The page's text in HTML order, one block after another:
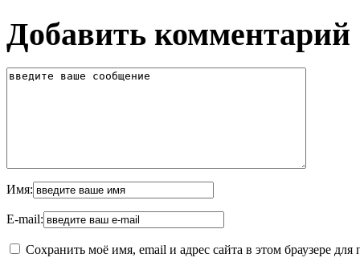
Добавить комментарий
Имя:
E-mail:
Сохранить моё имя, email и адрес сайта в этом браузере